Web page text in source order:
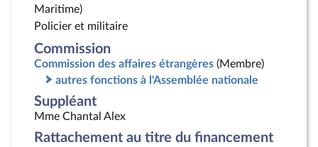
Maritime)
Policier et militaire
Commission
Commission des affaires étrangères (Membre)
autres fonctions à l'Assemblée nationale
Suppléant
Mme Chantal Alex
Rattachement au titre du financement